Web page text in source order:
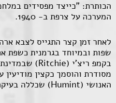
הכותרת: "כייצד מפסידים
המערכה על צרפת ב- 1940.
לאחר זמן קצר התגייס לצבא
שפות ובמיוחד בגרמנית כשפת
בקמפ ריצ'י (Ritchie
)
מסודרת והוסמך כקצין
האנושי (Humint) שכללה